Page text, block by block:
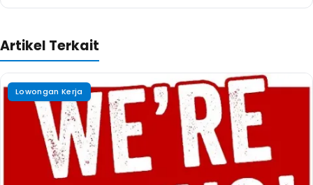
Artikel Terkait
Lowongan Kerja